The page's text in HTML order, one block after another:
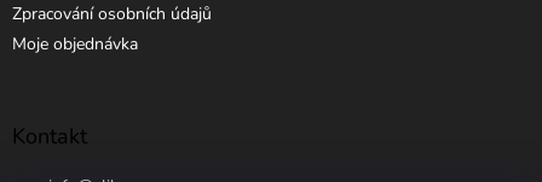
Zpracování osobních údajů
Moje objednávka
Kontakt